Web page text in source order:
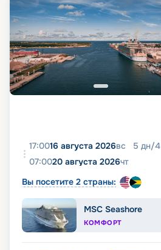
17:0016 августа 2026вс 5 дн/4
07:0020 августа 2026чт
Вы посетите 2 страны:
MSC Seashore
КОМФОРТ